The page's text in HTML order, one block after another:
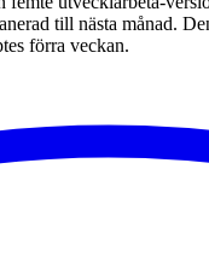
till nästa månad.
förra veckan.